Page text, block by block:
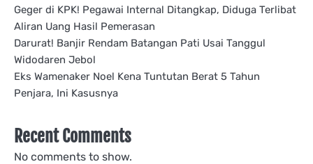
Geger di KPK! Pegawai Internal Ditangkap, Diduga Terlibat
Aliran Uang Hasil Pemerasan
Darurat! Banjir Rendam Batangan Pati Usai Tanggul
Widodaren Jebol
Eks Wamenaker Noel Kena Tuntutan Berat 5 Tahun
Penjara, Ini Kasusnya
Recent Comments
No comments to show.